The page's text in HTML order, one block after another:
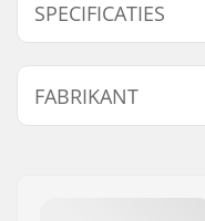
SPECIFICATIES
Compatibel
Bindingen voor
Platen:
FABRIKANT